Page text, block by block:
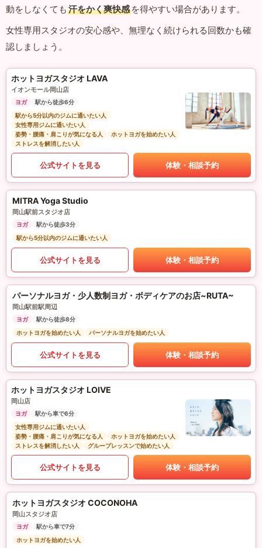
動をしなくても 汗をかく爽快感 を得やすい場合があります。
女性専用スタジオの安心感や、無理なく続けられる回数かも確
認しましょう。
ホットヨガスタジオ LAVA
イオンモール岡山店
ヨガ
駅から徒歩6分
駅から5分以内のジムに通いたい人
女性専用ジムに通いたい人
姿勢・腰痛・肩こりが気になる人
ホットヨガを始めたい人
ストレスを解消したい人
公式サイトを見る 体験・相談予約
MITRA Yoga Studio
岡山駅前スタジオ店
ヨガ
駅から徒歩3分
駅から5分以内のジムに通いたい人
公式サイトを見る 体験・相談予約
パーソナルヨガ・少人数制ヨガ・ボディケアのお店~RUTA~
岡山駅前駅周辺
ヨガ
駅から徒歩8分
ホットヨガを始めたい人
パーソナルヨガを始めたい人
公式サイトを見る 体験・相談予約
ホットヨガスタジオ LOIVE
岡山店
ヨガ
駅から車で6分
女性専用ジムに通いたい人
姿勢・腰痛・肩こりが気になる人
ホットヨガを始めたい人
ストレスを解消したい人
グループレッスンで始めたい人
公式サイトを見る 体験・相談予約
ホットヨガスタジオ COCONOHA
岡山スタジオ店
ヨガ
駅から車で7分
ホットヨガを始めたい人